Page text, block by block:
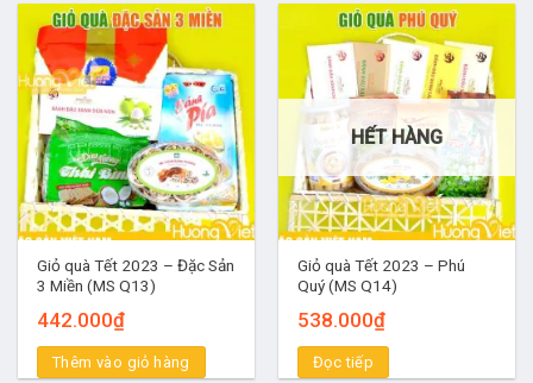
Giỏ quà Tết 2023 – Đặc Sản
3 Miền (MS Q13)
442.000₫
Thêm vào giỏ hàng
HẾT HÀNG
Giỏ quà Tết 2023 – Phú
Quý (MS Q14)
538.000₫
Đọc tiếp